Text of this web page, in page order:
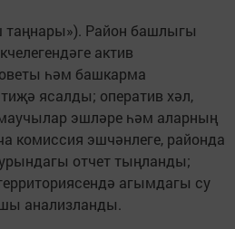
таңнары»). Район башлыгы
актив
һәм башкарма
ясалды; оператив хәл,
эшләре һәм аларның
комиссия эшчәнлеге, районда
отчет тыңланды;
агымдагы су
анализланды.